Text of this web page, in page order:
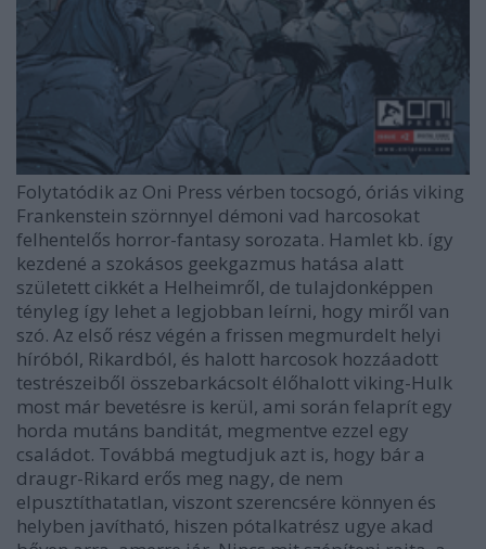
Folytatódik az Oni Press vérben tocsogó, óriás viking
Frankenstein szörnnyel démoni vad harcosokat
felhentelős horror-fantasy sorozata. Hamlet kb. így
kezdené a szokásos geekgazmus hatása alatt
született cikkét a Helheimről, de tulajdonképpen
tényleg így lehet a legjobban leírni, hogy miről van
szó. Az első rész végén a frissen megmurdelt helyi
híróból, Rikardból, és halott harcosok hozzáadott
testrészeiből összebarkácsolt élőhalott viking-Hulk
most már bevetésre is kerül, ami során felaprít egy
horda mutáns banditát, megmentve ezzel egy
családot. Továbbá megtudjuk azt is, hogy bár a
draugr-Rikard erős meg nagy, de nem
elpusztíthatatlan, viszont szerencsére könnyen és
helyben javítható, hiszen pótalkatrész ugye akad